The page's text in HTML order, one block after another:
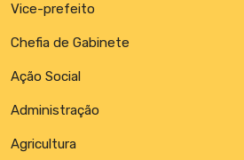
Vice-prefeito
Chefia de Gabinete
Ação Social
Administração
Agricultura